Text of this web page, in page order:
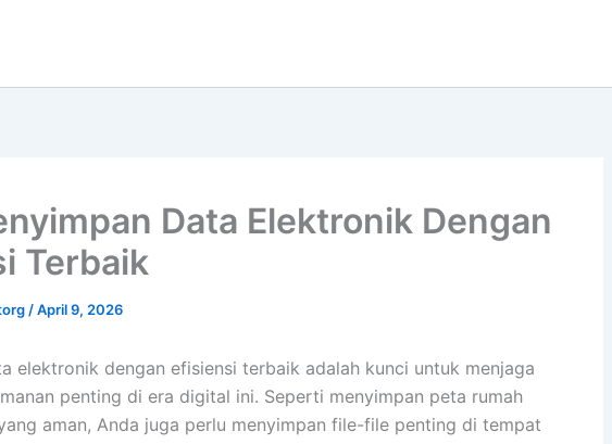
Data Elektronik Dengan
Terbaik
/April 9, 2026
elektronik dengan efisiensi terbaik adalah kunci untuk menjaga
penting di era digital ini. Seperti menyimpan peta rumah
aman, Anda juga perlu menyimpan file-file penting di tempat